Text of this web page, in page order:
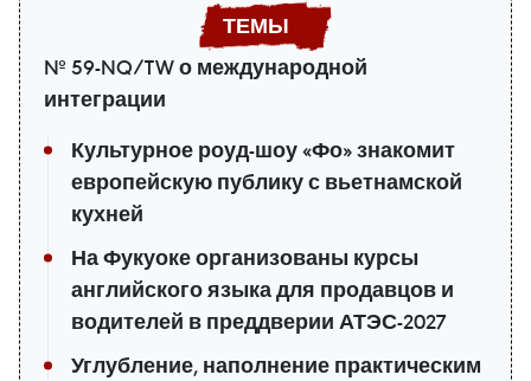
№ 59-NQ/TW о международной
интеграции
Культурное роуд-шоу «Фо» знакомит
европейскую публику с вьетнамской
кухней
На Фукуоке организованы курсы
английского языка для продавцов и
водителей в преддверии АТЭС-2027
Углубление, наполнение практическим